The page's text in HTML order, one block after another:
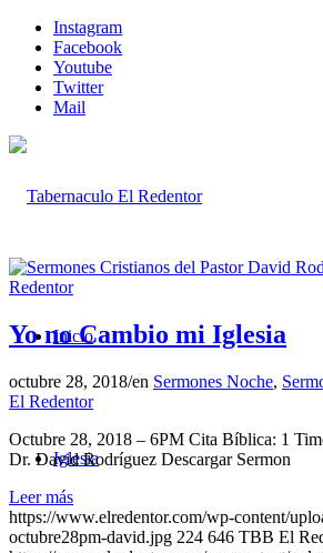
Instagram
Facebook
Youtube
Twitter
Mail
Inicio
Iglesia
Yo no Cambio mi Iglesia
octubre 28, 2018/en Sermones Noche,
El Redentor
Octubre 28, 2018 – 6PM Cita Bíblica: 1
Dr. David Rodríguez Descargar Sermon
Leer más
https://www.elredentor.com/wp-content/
octubre28pm-david.jpg 224 646 TBB El